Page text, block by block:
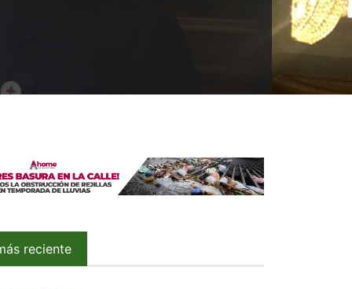
reciente